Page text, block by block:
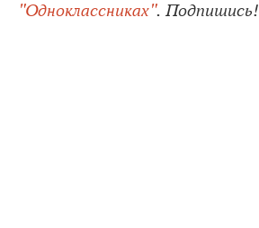
"Одноклассниках". Подпишись!